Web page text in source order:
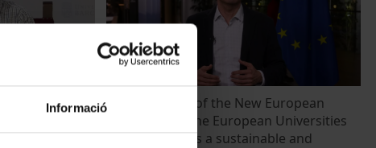
Informació
la resta
The principles of the New European
Bauhaus and the European Universities
values: towards a sustainable and